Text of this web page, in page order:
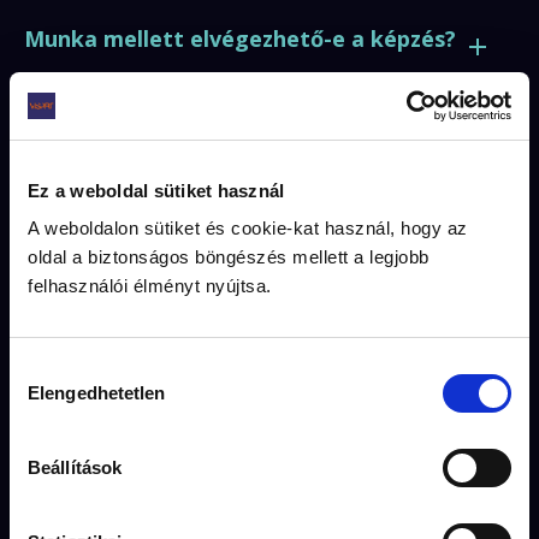
Ez a weboldal sütiket használ
A weboldalon sütiket és cookie-kat használ, hogy az
oldal a biztonságos böngészés mellett a legjobb
felhasználói élményt nyújtsa.
kiválasztása
Elengedhetetlen
Beállítások
Munka mellett elvégezhető-e a képzés?
Jogosult vagyok-e diákhitelre?
Kapok-e diákigazolványt?
Kik lesznek a tanáraim?